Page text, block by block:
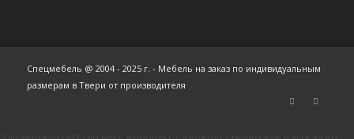
Спецмебель @ 2004 - 2025 г. - Мебель на заказ по индивидуальным
размерам в Твери от производителя